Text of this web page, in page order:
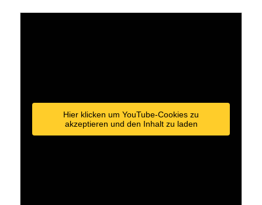
Hier klicken um YouTube-Cookies zu
akzeptieren und den Inhalt zu laden